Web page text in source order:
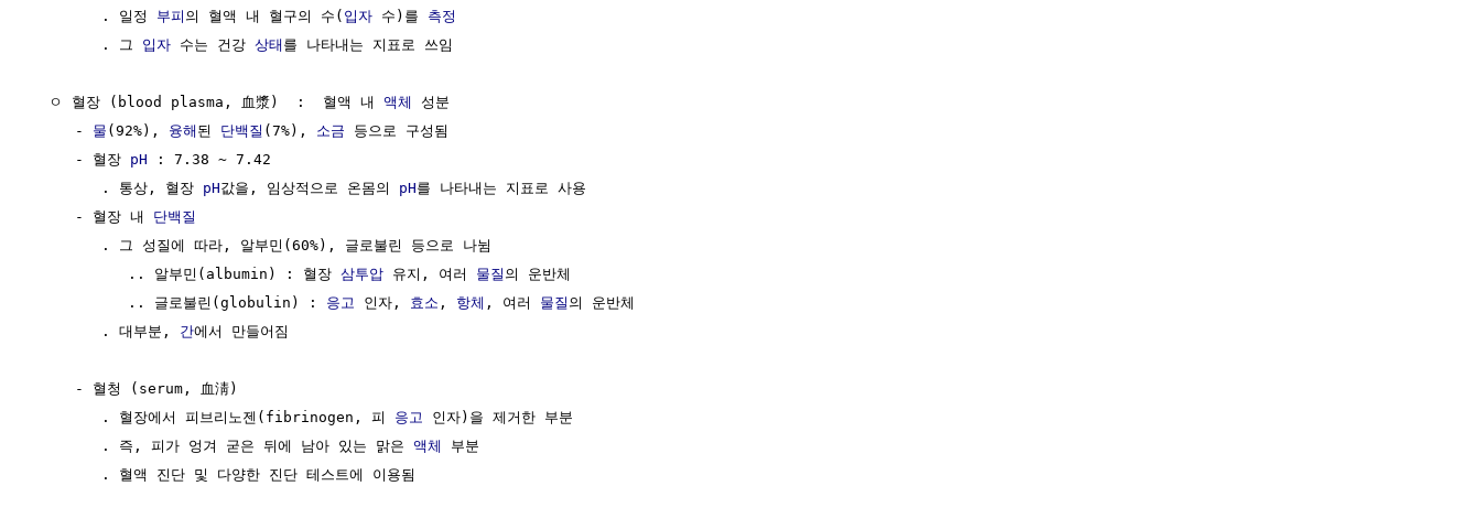
        . 일정
부피 의 혈액 내 혈구의 수( 입자 수)를 측정
        . 그
입자 수는 건강 상태 를 나타내는 지표로 쓰임
  ㅇ 혈장 (blood plasma, 血漿)  :  혈액 내
액체
성분
     -
물 (92%), 융해 된 단백질 (7%), 소금 등으로 구성됨
     - 혈장
pH : 7.38 ~ 7.42
        . 통상, 혈장
pH값을, 임상적으로 온몸의 pH를 나타내는 지표로 사용
     - 혈장 내
단백질
        . 그 성질에 따라, 알부민(60%), 글로불린 등으로 나뉨
           .. 알부민(albumin) : 혈장
삼투압 유지, 여러 물질 의 운반체
           .. 글로불린(globulin) :
응고 인자, 효소 , 항체 , 여러 물질 의 운반체
        . 대부분,
간에서 만들어짐
     - 혈청 (serum, 血淸)
        . 혈장에서 피브리노젠(fibrinogen, 피
응고
인자)을 제거한 부분
        . 즉, 피가 엉겨 굳은 뒤에 남아 있는 맑은
액체
부분
        . 혈액 진단 및 다양한 진단 테스트에 이용됨